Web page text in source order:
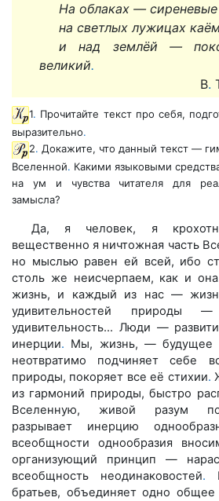
На облаках — сиреневые
на светлых лужицах
и над землёй —
великий.
В.
1. Прочитайте текст про себя,
выразительно.
2. Докажите, что данный текст —
Вселенной. Какими языковыми
на ум и чувства читателя для
замысла?
Да, я человек, я
вещественно я ничтожная часть
но мыслью равен ей всей, ибо
столь же неисчерпаем, как и она
жизнь, и каждый из нас —
удивительностей природы
удивительность… Люди —
инерции. Мы, жизнь, — будущее
неотвратимо подчиняет себе
природы, покоряет все её стихии.
из гармоний природы, быстро
Вселенную, живой разум
разрывает инерцию
всеобщности однообразия
организующий принцип —
всеобщность неодинаковостей.
братьев, объединяет одно